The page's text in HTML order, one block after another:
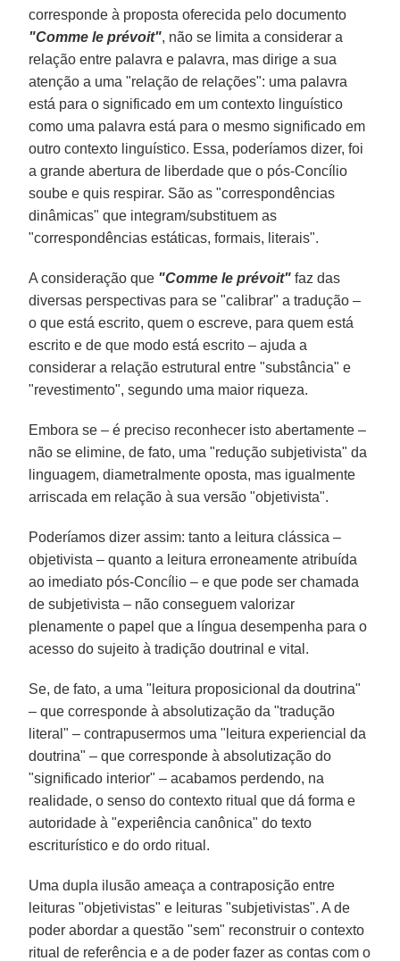
corresponde à proposta oferecida pelo documento
"Comme le prévoit", não se limita a considerar a
relação entre palavra e palavra, mas dirige a sua
atenção a uma "relação de relações": uma palavra
está para o significado em um contexto linguístico
como uma palavra está para o mesmo significado em
outro contexto linguístico. Essa, poderíamos dizer, foi
a grande abertura de liberdade que o pós-Concílio
soube e quis respirar. São as "correspondências
dinâmicas" que integram/substituem as
"correspondências estáticas, formais, literais".
A consideração que "Comme le prévoit" faz das
diversas perspectivas para se "calibrar" a tradução –
o que está escrito, quem o escreve, para quem está
escrito e de que modo está escrito – ajuda a
considerar a relação estrutural entre "substância" e
"revestimento", segundo uma maior riqueza.
Embora se – é preciso reconhecer isto abertamente –
não se elimine, de fato, uma "redução subjetivista" da
linguagem, diametralmente oposta, mas igualmente
arriscada em relação à sua versão "objetivista".
Poderíamos dizer assim: tanto a leitura clássica –
objetivista – quanto a leitura erroneamente atribuída
ao imediato pós-Concílio – e que pode ser chamada
de subjetivista – não conseguem valorizar
plenamente o papel que a língua desempenha para o
acesso do sujeito à tradição doutrinal e vital.
Se, de fato, a uma "leitura proposicional da doutrina"
– que corresponde à absolutização da "tradução
literal" – contrapusermos uma "leitura experiencial da
doutrina" – que corresponde à absolutização do
"significado interior" – acabamos perdendo, na
realidade, o senso do contexto ritual que dá forma e
autoridade à "experiência canônica" do texto
escriturístico e do ordo ritual.
Uma dupla ilusão ameaça a contraposição entre
leituras "objetivistas" e leituras "subjetivistas". A de
poder abordar a questão "sem" reconstruir o contexto
ritual de referência e a de poder fazer as contas com o